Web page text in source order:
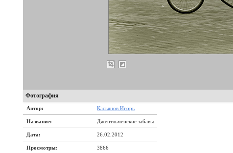
Фотография
Автор: Касьянов Игорь
Название: Джентльменские забавы
Дата: 26.02.2012
Просмотры: 3866